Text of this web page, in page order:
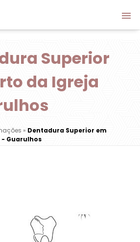
Superior
da Igreja
» Dentadura Superior em
Guarulhos